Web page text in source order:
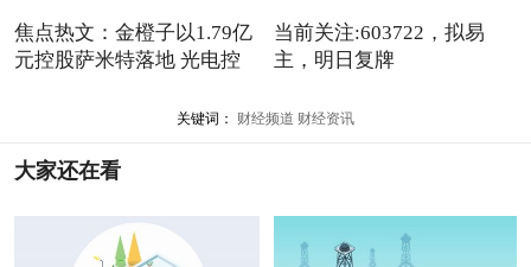
焦点热文：金橙子以1.79亿
元控股萨米特落地 光电控
当前关注:603722，拟易
主，明日复牌
关键词： 财经频道 财经资讯
大家还在看